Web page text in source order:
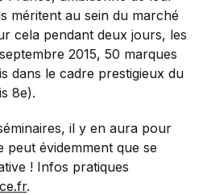
méritent au sein du marché
cela pendant deux jours, les
2015, 50 marques
dans le cadre prestigieux du
8e).
il y en aura pour
peut évidemment que se
! Infos pratiques
.